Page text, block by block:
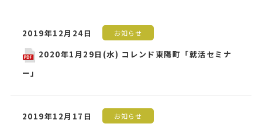
2019年12月24日 お知らせ
2020年1月29日(水) コレンド東陽町「就活セミナ
ー」
2019年12月17日 お知らせ